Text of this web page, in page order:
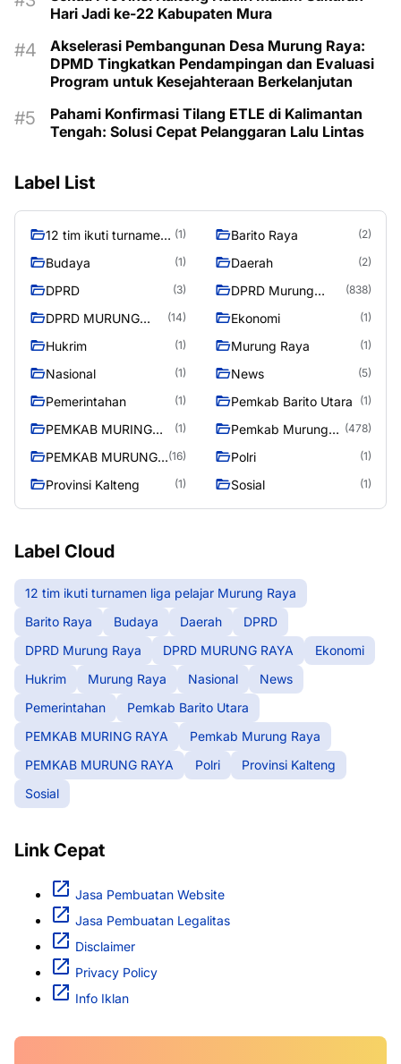
Hari Jadi ke-22 Kabupaten Mura
Akselerasi Pembangunan Desa Murung Raya:
DPMD Tingkatkan Pendampingan dan Evaluasi
Program untuk Kesejahteraan Berkelanjutan
Pahami Konfirmasi Tilang ETLE di Kalimantan
Tengah: Solusi Cepat Pelanggaran Lalu Lintas
Label List
12 tim ikuti turnamen
Raya
(1) Barito Raya (2)
Budaya (1) Daerah (2)
DPRD (3)
DPRD Murung
(838)
DPRD MURUNG
(14) Ekonomi (1)
Hukrim (1) Murung Raya (1)
Nasional (1) News (5)
Pemerintahan (1) Pemkab Barito Utara (1)
PEMKAB MURING
(1)
Pemkab Murung
(478)
PEMKAB MURUNG
(16) Polri (1)
Provinsi Kalteng (1) Sosial (1)
Label Cloud
12 tim ikuti turnamen liga pelajar Murung Raya
Barito Raya
Budaya Daerah
DPRD
DPRD Murung Raya
DPRD MURUNG RAYA
Ekonomi
Hukrim
Murung Raya Nasional
News
Pemerintahan
Pemkab Barito Utara
PEMKAB MURING RAYA
Pemkab Murung Raya
PEMKAB MURUNG RAYA
Polri
Provinsi Kalteng
Sosial
Link Cepat
Jasa Pembuatan Website
Jasa Pembuatan Legalitas
Disclaimer
Privacy Policy
Info Iklan